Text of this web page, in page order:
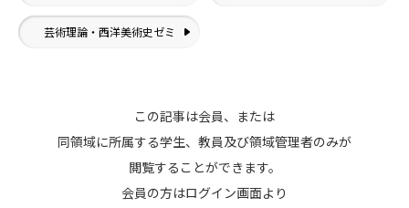
芸術理論・西洋美術史ゼミ
この記事は会員、または
同領域に所属する学生、教員及び領域管理者のみが
閲覧することができます。
会員の方はログイン画面より